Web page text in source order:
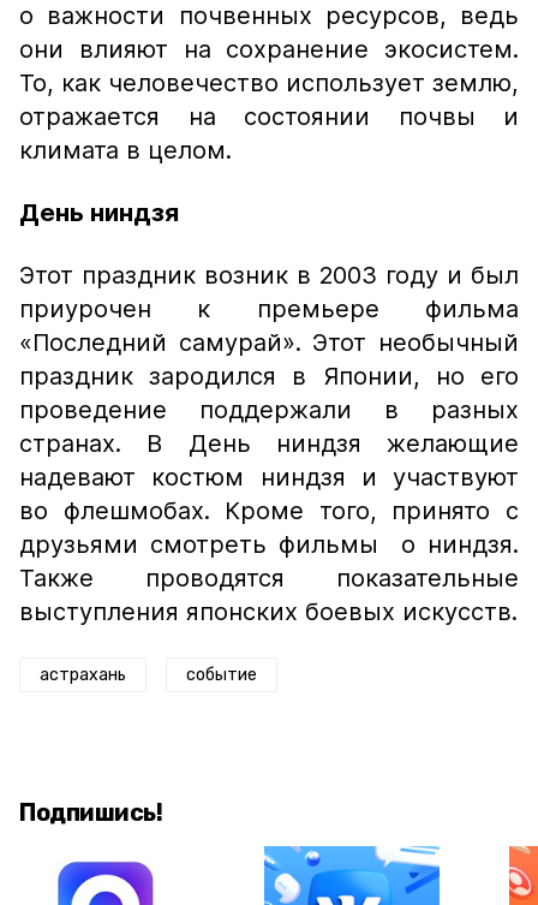
о важности почвенных ресурсов, ведь
они влияют на сохранение экосистем.
То, как человечество использует землю,
отражается на состоянии почвы и
климата в целом.
День ниндзя
Этот праздник возник в 2003 году и был
приурочен к премьере фильма
«Последний самурай». Этот необычный
праздник зародился в Японии, но его
проведение поддержали в разных
странах. В День ниндзя желающие
надевают костюм ниндзя и участвуют
во флешмобах. Кроме того, принято с
друзьями смотреть фильмы о ниндзя.
Также проводятся показательные
выступления японских боевых искусств.
астрахань событие
Подпишись!